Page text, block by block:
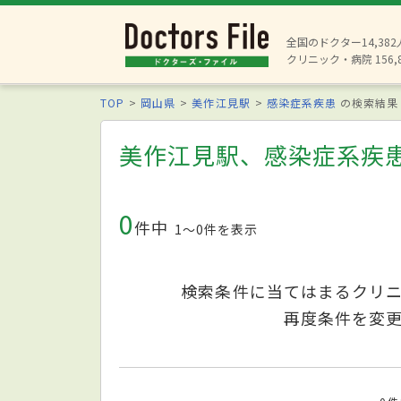
全国のドクター14,382
クリニック・病院
TOP 岡山県 美作江見駅 感染症系疾患 の検索結果
美作江見駅、感染症系疾
0件中 1〜0件を表示
検索条件に当てはまるクリ
再度条件を変